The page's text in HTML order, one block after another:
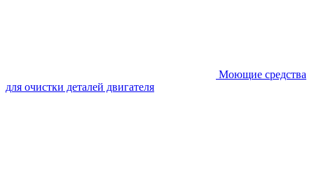
Моющие средства
для очистки деталей двигателя